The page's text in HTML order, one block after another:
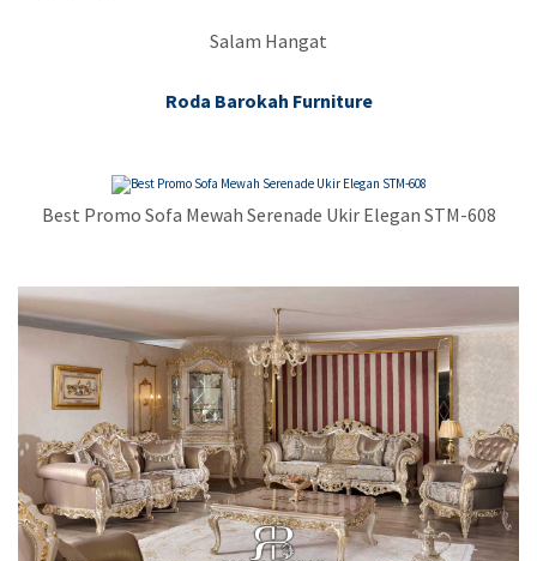
Salam Hangat
Roda Barokah Furniture
Best Promo Sofa Mewah Serenade Ukir Elegan STM-608